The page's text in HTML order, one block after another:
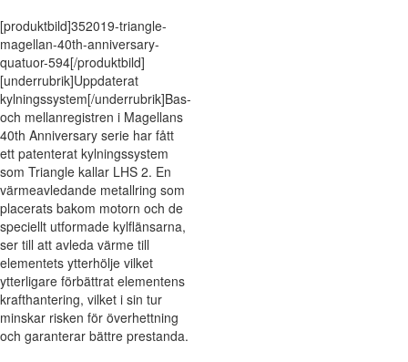
[produktbild]352019-triangle-
magellan-40th-anniversary-
quatuor-594[/produktbild]
[underrubrik]Uppdaterat
kylningssystem[/underrubrik]Bas-
och mellanregistren i Magellans
40th Anniversary serie har fått
ett patenterat kylningssystem
som Triangle kallar LHS 2. En
värmeavledande metallring som
placerats bakom motorn och de
speciellt utformade kylflänsarna,
ser till att avleda värme till
elementets ytterhölje vilket
ytterligare förbättrat elementens
krafthantering, vilket i sin tur
minskar risken för överhettning
och garanterar bättre prestanda.